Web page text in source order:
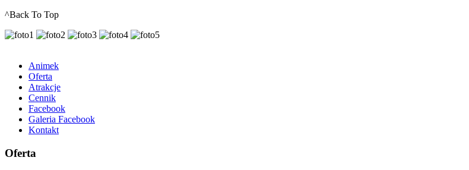
^Back To Top
Animek
Oferta
Atrakcje
Cennik
Facebook
Galeria Facebook
Kontakt
Oferta